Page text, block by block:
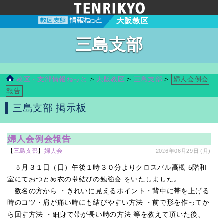
大阪教区
三島支部
教区・支部情報ねっと > 大阪教区> 三島支部 >
婦人会例会
報告
三島支部 掲示板
婦人会例会報告
2026年06月29日 (月)
【 三島支部】婦人会
５月３１日（日）午後１時３０分よりクロスパル高槻 5階和
室にておつとめ衣の帯結びの勉強会 をいたしました。
数名の方から ・きれいに見えるポイント・背中に帯を上げる
時のコツ・肩が痛い時にも結びやすい方法 ・前で形を作ってか
ら回す方法 ・細身で帯が長い時の方法 等を教えて頂いた後、